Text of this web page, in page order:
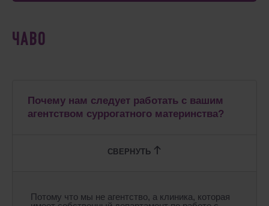
ЧАВО
Почему нам следует работать с вашим
агентством суррогатного материнства?
Потому что мы не агентство, а клиника, которая